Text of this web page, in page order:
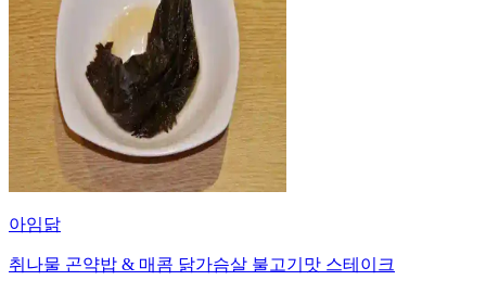
아임닭
취나물 곤약밥 & 매콤 닭가슴살 불고기맛 스테이크